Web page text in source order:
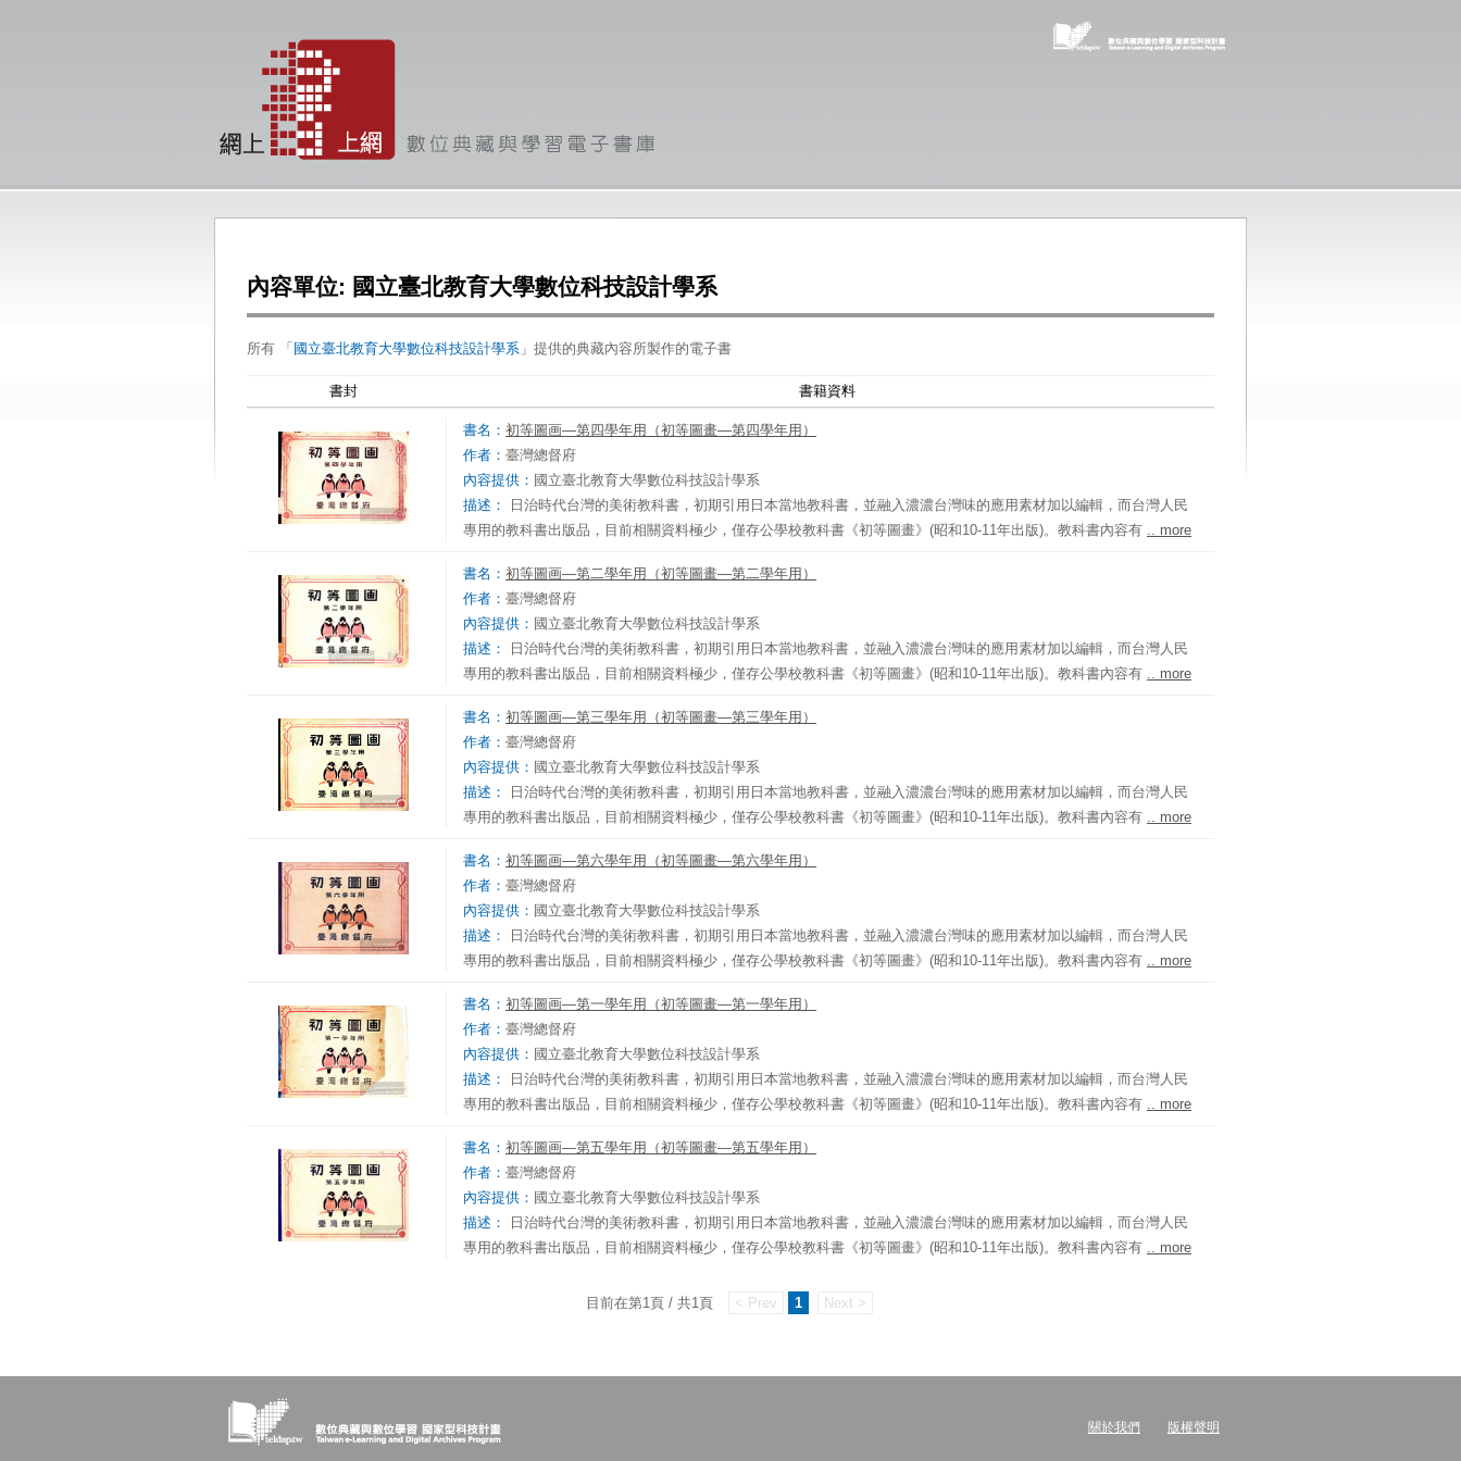
內容單位: 國立臺北教育大學數位科技設計學系
所有 「 國立臺北教育大學數位科技設計學系 」提供的典藏內容所製作的電子書
書封 書籍資料
書名： 初等圖画—第四學年用（初等圖畫—第四學年用）
作者： 臺灣總督府
內容提供： 國立臺北教育大學數位科技設計學系
描述：
日治時代台灣的美術教科書，初期引用日本當地教科書，並融入濃濃台灣味的應用素材加以編輯，而台灣人民
專用的教科書出版品，目前相關資料極少，僅存公學校教科書《初等圖畫》(昭和10-11年出版)。教科書內容有 .. more
書名： 初等圖画—第二學年用（初等圖畫—第二學年用）
作者： 臺灣總督府
內容提供： 國立臺北教育大學數位科技設計學系
描述：
日治時代台灣的美術教科書，初期引用日本當地教科書，並融入濃濃台灣味的應用素材加以編輯，而台灣人民
專用的教科書出版品，目前相關資料極少，僅存公學校教科書《初等圖畫》(昭和10-11年出版)。教科書內容有 .. more
書名： 初等圖画—第三學年用（初等圖畫—第三學年用）
作者： 臺灣總督府
內容提供： 國立臺北教育大學數位科技設計學系
描述：
日治時代台灣的美術教科書，初期引用日本當地教科書，並融入濃濃台灣味的應用素材加以編輯，而台灣人民
專用的教科書出版品，目前相關資料極少，僅存公學校教科書《初等圖畫》(昭和10-11年出版)。教科書內容有 .. more
書名： 初等圖画—第六學年用（初等圖畫—第六學年用）
作者： 臺灣總督府
內容提供： 國立臺北教育大學數位科技設計學系
描述：
日治時代台灣的美術教科書，初期引用日本當地教科書，並融入濃濃台灣味的應用素材加以編輯，而台灣人民
專用的教科書出版品，目前相關資料極少，僅存公學校教科書《初等圖畫》(昭和10-11年出版)。教科書內容有 .. more
書名： 初等圖画—第一學年用（初等圖畫—第一學年用）
作者： 臺灣總督府
內容提供： 國立臺北教育大學數位科技設計學系
描述：
日治時代台灣的美術教科書，初期引用日本當地教科書，並融入濃濃台灣味的應用素材加以編輯，而台灣人民
專用的教科書出版品，目前相關資料極少，僅存公學校教科書《初等圖畫》(昭和10-11年出版)。教科書內容有 .. more
書名： 初等圖画—第五學年用（初等圖畫—第五學年用）
作者： 臺灣總督府
內容提供： 國立臺北教育大學數位科技設計學系
描述：
日治時代台灣的美術教科書，初期引用日本當地教科書，並融入濃濃台灣味的應用素材加以編輯，而台灣人民
專用的教科書出版品，目前相關資料極少，僅存公學校教科書《初等圖畫》(昭和10-11年出版)。教科書內容有 .. more
目前在第1頁 / 共1頁 < Prev 1 Next >
版權聲明
關於我們